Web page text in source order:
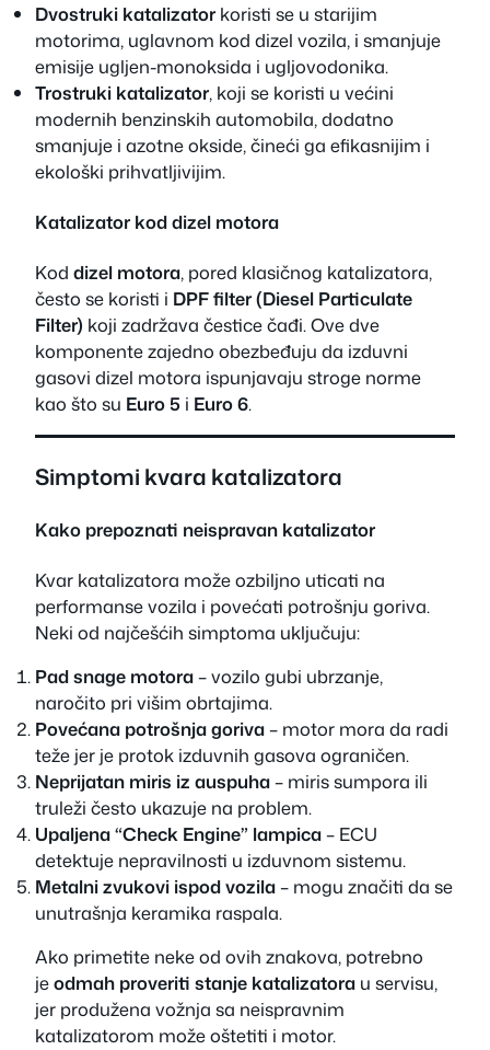
Dvostruki katalizator koristi se u starijim
motorima, uglavnom kod dizel vozila, i smanjuje
emisije ugljen-monoksida i ugljovodonika.
Trostruki katalizator, koji se koristi u većini
modernih benzinskih automobila, dodatno
smanjuje i azotne okside, čineći ga efikasnijim i
ekološki prihvatljivijim.
Katalizator kod dizel motora
Kod dizel motora, pored klasičnog katalizatora,
često se koristi i DPF filter (Diesel Particulate
Filter) koji zadržava čestice čađi. Ove dve
komponente zajedno obezbeđuju da izduvni
gasovi dizel motora ispunjavaju stroge norme
kao što su Euro 5 i Euro 6.
Simptomi kvara katalizatora
Kako prepoznati neispravan katalizator
Kvar katalizatora može ozbiljno uticati na
performanse vozila i povećati potrošnju goriva.
Neki od najčešćih simptoma uključuju:
Pad snage motora– vozilo gubi ubrzanje,
naročito pri višim obrtajima.
Povećana potrošnja goriva– motor mora da radi
teže jer je protok izduvnih gasova ograničen.
Neprijatan miris iz auspuha– miris sumpora ili
truleži često ukazuje na problem.
Upaljena “Check Engine” lampica– ECU
detektuje nepravilnosti u izduvnom sistemu.
Metalni zvukovi ispod vozila– mogu značiti da se
unutrašnja keramika raspala.
Ako primetite neke od ovih znakova, potrebno
jeodmah proveriti stanje katalizatora u servisu,
jer produžena vožnja sa neispravnim
katalizatorom može oštetiti i motor.